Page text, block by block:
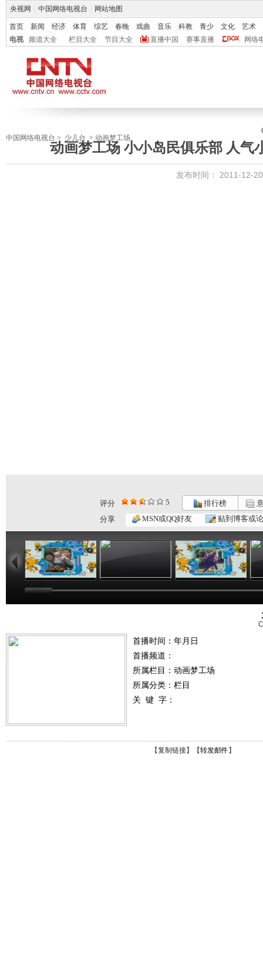
央视网 中国网络电视台 网站地图
首页 新闻 经济 体育 综艺 春晚 戏曲 音乐 科教 青少 文化
艺术
电视
频道大全 栏目大全 节目大全 直播中国 赛事直播 网络
中国网络电视台 > 少儿台 > 动画梦工场
动画梦工场 小小岛民俱乐部 人气
发布时间： 2011-12-
评分 5 排行榜
分享
MSN或QQ好友 贴到博客或
02:44
动画梦工场...
02:50
动画梦工场...
02:48
首播时间：年月日
首播频道：
所属栏目： 动画梦工场
所属分类：栏目
关 键 字：
【复制链接】【转发邮件 】